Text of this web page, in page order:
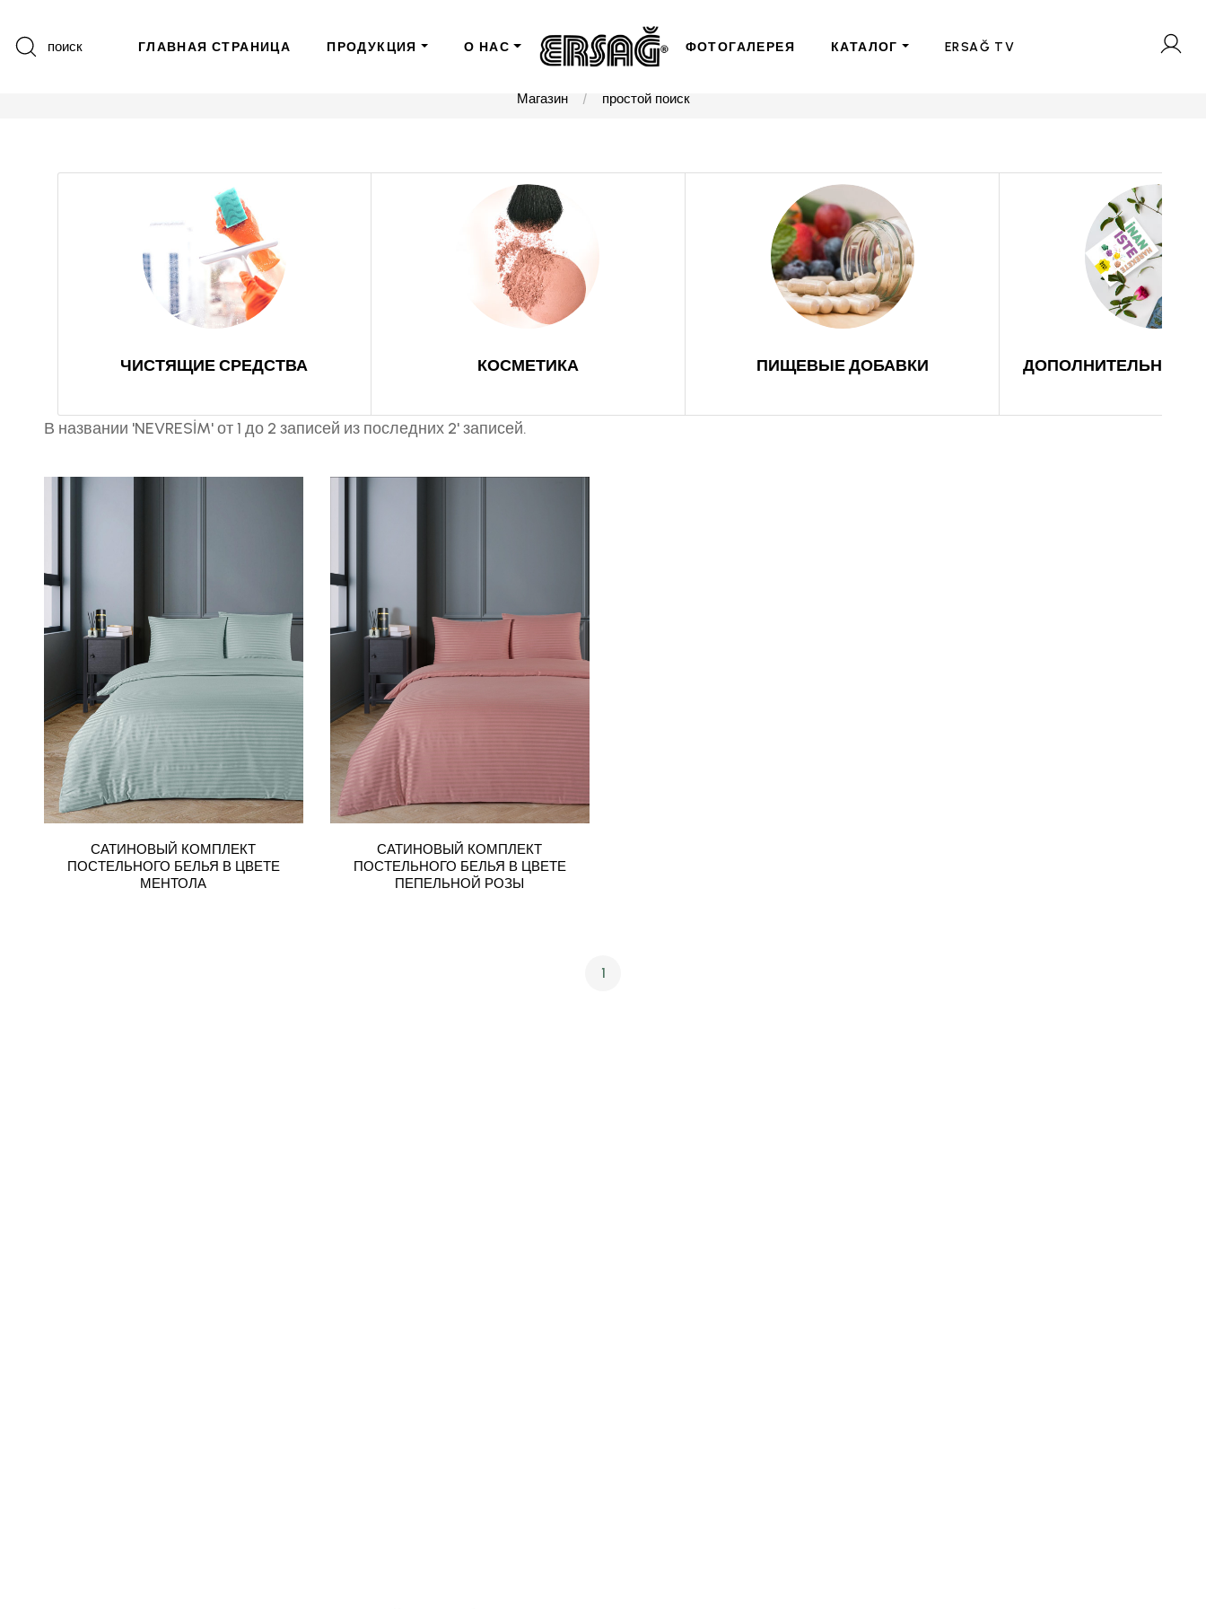
поиск ГЛАВНАЯ СТРАНИЦА ПРОДУКЦИЯ О НАС ФОТОГАЛЕРЕЯ КАТАЛОГ ERSAĞ TV
Магазин простой поиск
ЧИСТЯЩИЕ СРЕДСТВА КОСМЕТИКА ПИЩЕВЫЕ ДОБАВКИ ДОПОЛНИТЕЛЬНАЯ
В названии 'NEVRESİM' от 1 до 2 записей из последних 2' записей.
САТИНОВЫЙ КОМПЛЕКТ
ПОСТЕЛЬНОГО БЕЛЬЯ В ЦВЕТЕ
МЕНТОЛА
САТИНОВЫЙ КОМПЛЕКТ
ПОСТЕЛЬНОГО БЕЛЬЯ В ЦВЕТЕ
ПЕПЕЛЬНОЙ РОЗЫ
1